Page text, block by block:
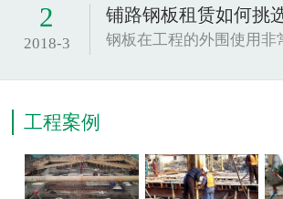
2
2018-3
铺路钢板租赁如何挑
工程案例